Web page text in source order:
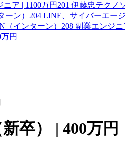
ア | 1100万円 201 伊藤忠テクノ
ーン） 204 LINE、サイバーエー
（インターン） 208 副業エンジニ
円
卒） | 400万円